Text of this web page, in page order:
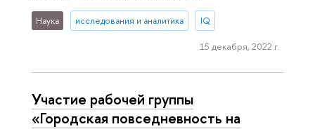
Наука исследования и аналитика IQ
15 декабря, 2022 г.
Участие рабочей группы
«Городская повседневность на